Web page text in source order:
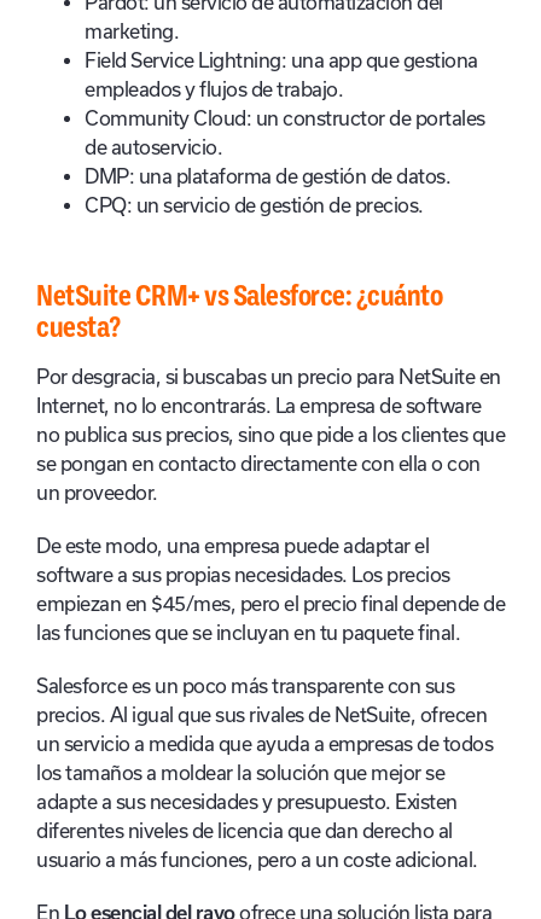
marketing.
Field Service Lightning: una app que gestiona
empleados y flujos de trabajo.
Community Cloud: un constructor de portales
de autoservicio.
DMP: una plataforma de gestión de datos.
CPQ: un servicio de gestión de precios.
NetSuite CRM+ vs Salesforce: ¿cuánto
cuesta?
Por desgracia, si buscabas un precio para NetSuite en
Internet, no lo encontrarás. La empresa de software
no publica sus precios, sino que pide a los clientes que
se pongan en contacto directamente con ella o con
un proveedor.
De este modo, una empresa puede adaptar el
software a sus propias necesidades. Los precios
empiezan en $45/mes, pero el precio final depende de
las funciones que se incluyan en tu paquete final.
Salesforce es un poco más transparente con sus
precios. Al igual que sus rivales de NetSuite, ofrecen
un servicio a medida que ayuda a empresas de todos
los tamaños a moldear la solución que mejor se
adapte a sus necesidades y presupuesto. Existen
diferentes niveles de licencia que dan derecho al
usuario a más funciones, pero a un coste adicional.
En Lo esencial del rayoofrece una solución lista para